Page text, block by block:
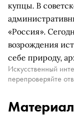
купцы. В
«Россия».
возрождения
себе природу,
Искусственный
перепроверяйте